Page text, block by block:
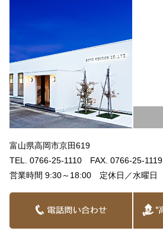
富山県高岡市京田619
TEL. 0766-25-1110 FAX. 0766-25-1119
営業時間 9:30～18:00 定休日／水曜日